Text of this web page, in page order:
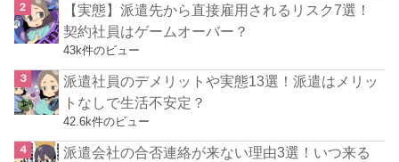
【実態】派遣先から直接雇用されるリスク7選！
契約社員はゲームオーバー？
43k件のビュー
派遣社員のデメリットや実態13選！派遣はメリッ
トなしで生活不安定？
42.6k件のビュー
派遣会社の合否連絡が来ない理由3選！いつ来る